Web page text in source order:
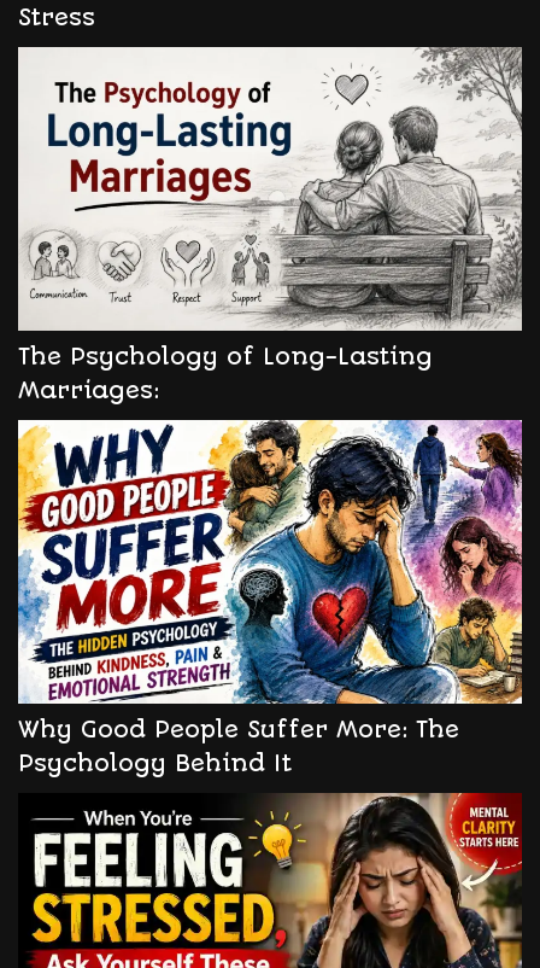
Stress
The Psychology of Long-Lasting
Marriages:
Why Good People Suffer More: The
Psychology Behind It